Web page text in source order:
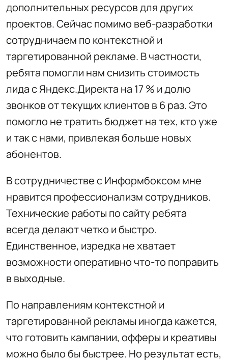
дополнительных ресурсов для других
проектов. Сейчас помимо веб-разработки
сотрудничаем по контекстной и
таргетированной рекламе. В частности,
ребята помогли нам снизить стоимость
лида с Яндекс.Директа на 17 % и долю
звонков от текущих клиентов в 6 раз. Это
помогло не тратить бюджет на тех, кто уже
и так с нами, привлекая больше новых
абонентов.
В сотрудничестве с Информбоксом мне
нравится профессионализм сотрудников.
Технические работы по сайту ребята
всегда делают четко и быстро.
Единственное, изредка не хватает
возможности оперативно что-то поправить
в выходные.
По направлениям контекстной и
таргетированной рекламы иногда кажется,
что готовить кампании, офферы и креативы
можно было бы быстрее. Но результат есть,